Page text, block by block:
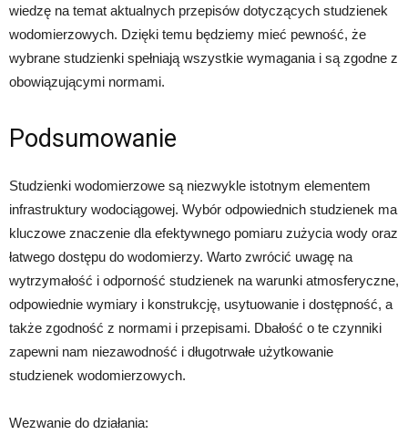
wiedzę na temat aktualnych przepisów dotyczących studzienek
wodomierzowych. Dzięki temu będziemy mieć pewność, że
wybrane studzienki spełniają wszystkie wymagania i są zgodne z
obowiązującymi normami.
Podsumowanie
Studzienki wodomierzowe są niezwykle istotnym elementem
infrastruktury wodociągowej. Wybór odpowiednich studzienek ma
kluczowe znaczenie dla efektywnego pomiaru zużycia wody oraz
łatwego dostępu do wodomierzy. Warto zwrócić uwagę na
wytrzymałość i odporność studzienek na warunki atmosferyczne,
odpowiednie wymiary i konstrukcję, usytuowanie i dostępność, a
także zgodność z normami i przepisami. Dbałość o te czynniki
zapewni nam niezawodność i długotrwałe użytkowanie
studzienek wodomierzowych.
Wezwanie do działania: